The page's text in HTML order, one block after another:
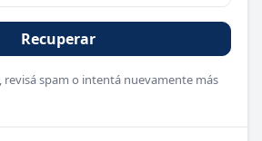
Recuperar
revisá spam o intentá nuevamente más